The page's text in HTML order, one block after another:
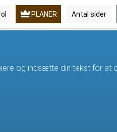
PLANER Antal sider
og indsætte din tekst for at